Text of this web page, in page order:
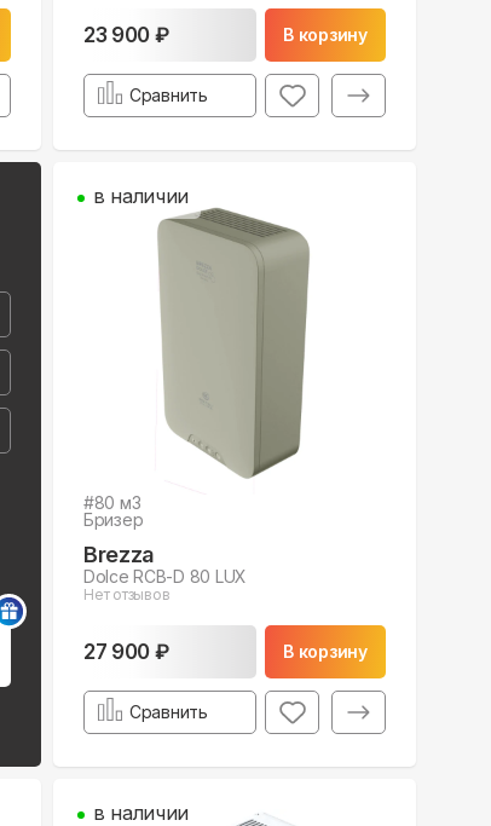
23 900 ₽ В корзину
Сравнить
#80 м3
Бризер
Brezza
Dolce RCB-D 80 LUX
Нет отзывов
27 900 ₽ В корзину
в наличии
Сравнить
в наличии